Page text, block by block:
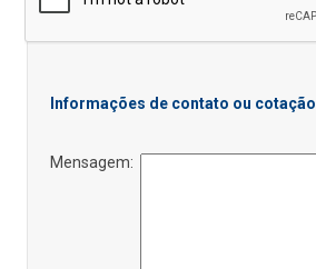
Informações de contato ou cotação
Mensagem: